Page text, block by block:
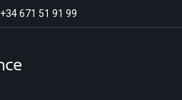
+34 671 51 91 99